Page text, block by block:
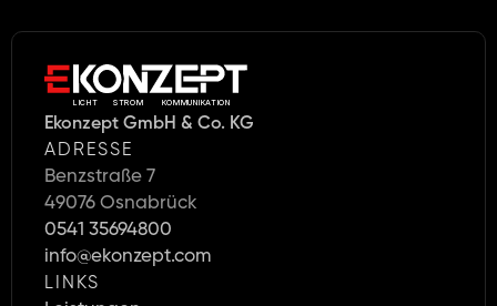
LICHT     STROM      KOMMUNIKATION
Ekonzept GmbH & Co. KG
ADRESSE
Benzstraße 7
49076 Osnabrück
0541 35694800
info@ekonzept.com
LINKS